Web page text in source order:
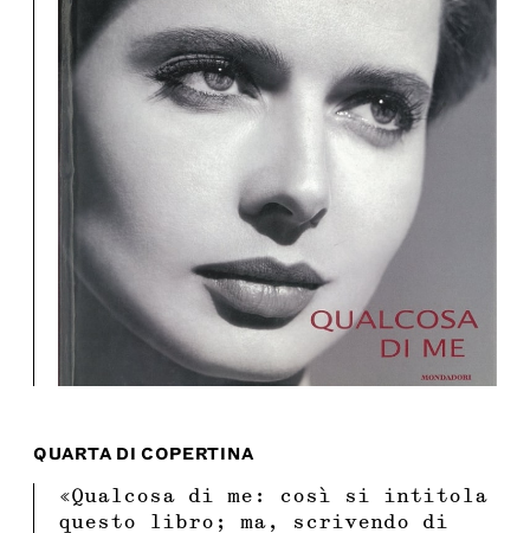
QUARTA DI COPERTINA
«Qualcosa di me: così si intitola
questo libro; ma, scrivendo di